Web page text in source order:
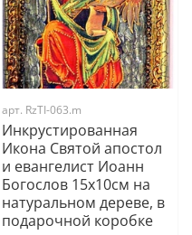
арт. RzTI-063.m
Инкрустированная
Икона Святой апостол
и евангелист Иоанн
Богослов 15х10см на
натуральном дереве, в
подарочной коробке